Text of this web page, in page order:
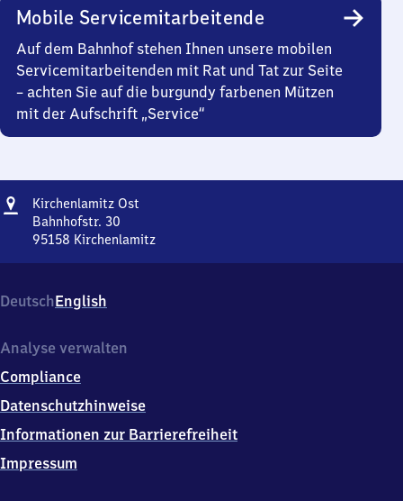
Mobile Servicemitarbeitende
Auf dem Bahnhof stehen Ihnen unsere mobilen
Servicemitarbeitenden mit Rat und Tat zur Seite
– achten Sie auf die burgundy farbenen Mützen
mit der Aufschrift „Service“
Adresse
Kirchenlamitz Ost
Bahnhofstr. 30
95158 Kirchenlamitz
Bahnhofstr.
30,
5
5
8
DeutschEnglish
Analyse verwalten
Compliance
Datenschutzhinweise
Informationen zur Barrierefreiheit
Impressum